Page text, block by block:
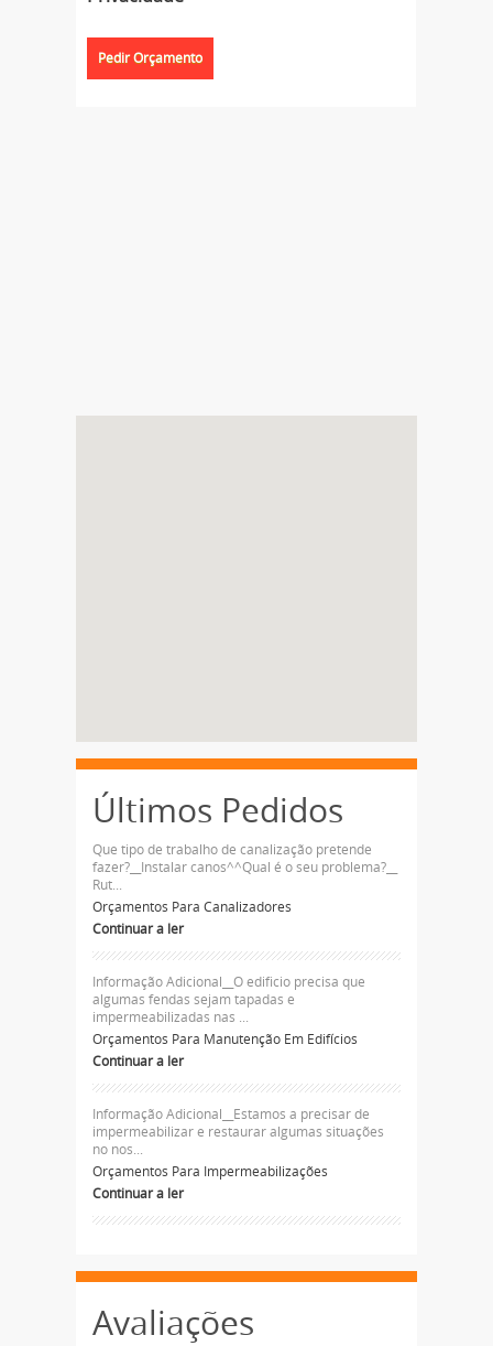
Últimos Pedidos
Que tipo de trabalho de canalização pretende
fazer?__Instalar canos^^Qual é o seu problema?__
Rut...
Orçamentos Para Canalizadores
Continuar a ler
Informação Adicional__O edificio precisa que
algumas fendas sejam tapadas e
impermeabilizadas nas ...
Orçamentos Para Manutenção Em Edifícios
Continuar a ler
Informação Adicional__Estamos a precisar de
impermeabilizar e restaurar algumas situações
no nos...
Orçamentos Para Impermeabilizações
Continuar a ler
Avaliações